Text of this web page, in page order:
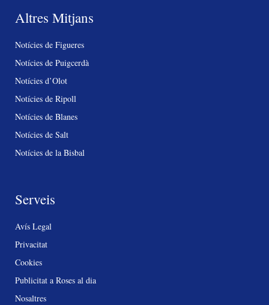
Altres Mitjans
Notícies de Figueres
Notícies de Puigcerdà
Notícies d’Olot
Notícies de Ripoll
Notícies de Blanes
Notícies de Salt
Notícies de la Bisbal
Serveis
Avís Legal
Privacitat
Cookies
Publicitat a Roses al dia
Nosaltres